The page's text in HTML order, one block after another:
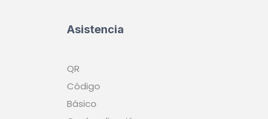
Asistencia
QR
Código
Básico